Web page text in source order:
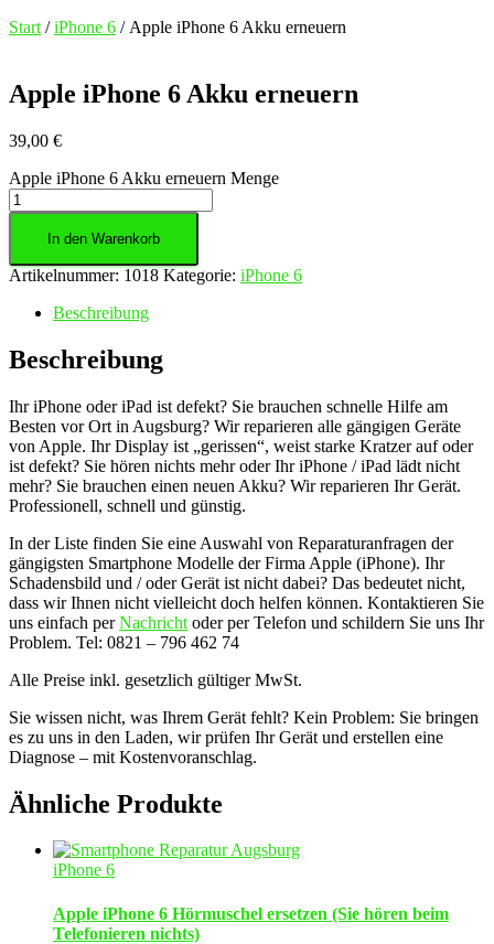
Start /iPhone 6 / Apple iPhone 6 Akku erneuern
Apple iPhone 6 Akku erneuern
39,00 €
Apple iPhone 6 Akku erneuern Menge
In den Warenkorb
Artikelnummer: 1018 Kategorie: iPhone 6
Beschreibung
Beschreibung
Ihr iPhone oder iPad ist defekt? Sie brauchen schnelle Hilfe am
Besten vor Ort in Augsburg? Wir reparieren alle gängigen Geräte
von Apple. Ihr Display ist „gerissen“, weist starke Kratzer auf oder
ist defekt? Sie hören nichts mehr oder Ihr iPhone / iPad lädt nicht
mehr? Sie brauchen einen neuen Akku? Wir reparieren Ihr Gerät.
Professionell, schnell und günstig.
In der Liste finden Sie eine Auswahl von Reparaturanfragen der
gängigsten Smartphone Modelle der Firma Apple (iPhone). Ihr
Schadensbild und / oder Gerät ist nicht dabei? Das bedeutet nicht,
dass wir Ihnen nicht vielleicht doch helfen können. Kontaktieren Sie
uns einfach perNachricht oder per Telefon und schildern Sie uns Ihr
Problem. Tel: 0821 – 796 462 74
Alle Preise inkl. gesetzlich gültiger MwSt.
Sie wissen nicht, was Ihrem Gerät fehlt? Kein Problem: Sie bringen
es zu uns in den Laden, wir prüfen Ihr Gerät und erstellen eine
Diagnose – mit Kostenvoranschlag.
Ähnliche Produkte
iPhone 6
Apple iPhone 6 Hörmuschel ersetzen (Sie hören beim
Telefonieren nichts)